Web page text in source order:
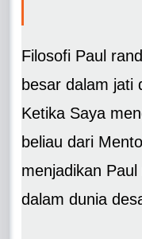
Filosofi Paul
besar dalam jati
Ketika Saya
beliau dari
menjadikan
dalam dunia